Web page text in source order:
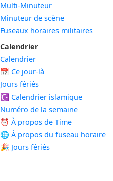
Multi-Minuteur
Minuteur de scène
Fuseaux horaires militaires
Calendrier
Calendrier
📅 Ce jour-là
Jours fériés
☪️ Calendrier islamique
Numéro de la semaine
⏰ À propos de Time
🌐 À propos du fuseau horaire
🎉 Jours fériés